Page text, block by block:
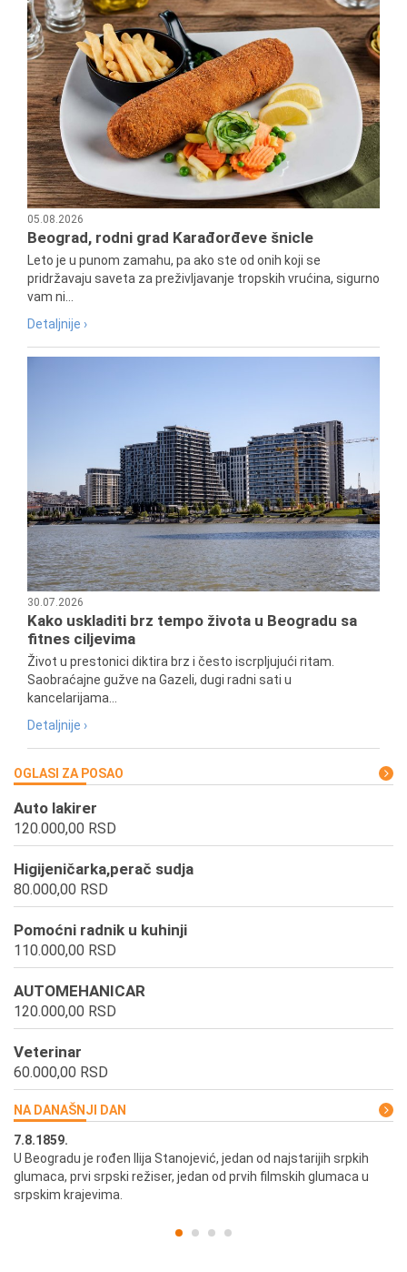
05.08.2026
Beograd, rodni grad Karađorđeve šnicle
Leto je u punom zamahu, pa ako ste od onih koji se
pridržavaju saveta za preživljavanje tropskih vrućina, sigurno
vam ni...
Detaljnije ›
30.07.2026
Kako uskladiti brz tempo života u Beogradu sa
fitnes ciljevima
Život u prestonici diktira brz i često iscrpljujući ritam.
Saobraćajne gužve na Gazeli, dugi radni sati u
kancelarijama...
Detaljnije ›
OGLASI ZA POSAO
Auto lakirer
120.000,00 RSD
Higijeničarka,perač sudja
80.000,00 RSD
Pomoćni radnik u kuhinji
110.000,00 RSD
AUTOMEHANICAR
120.000,00 RSD
Veterinar
60.000,00 RSD
NA DANAŠNJI DAN
7.8.1859.
U Beogradu je rođen Ilija Stanojević, jedan od najstarijih srpkih
glumaca, prvi srpski režiser, jedan od prvih filmskih glumaca u
srpskim krajevima.